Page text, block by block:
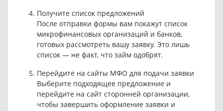
Получите список предложений
После отправки формы вам покажут список
микрофинансовых организаций и банков,
готовых рассмотреть вашу заявку. Это лишь
список — не факт, что займ одобрят.
Перейдите на сайты МФО для подачи заявки
Выберите подходящее предложение и
перейдите на сайт сторонней организации,
чтобы завершить оформление заявки и